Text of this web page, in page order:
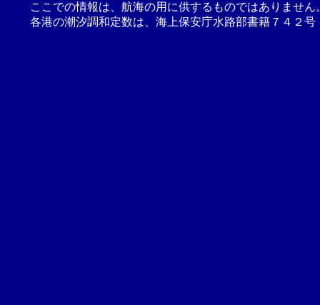
ここでの情報は、航海の用に供するものではありませ
各港の潮汐調和定数は、海上保安庁水路部書籍７４２